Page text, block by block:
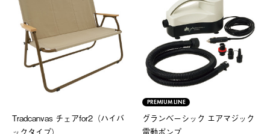
Tradcanvas チェアfor2（ハイバ
ックタイプ）
PREMIUM LINE
グランベーシック エアマジック
電動ポンプ